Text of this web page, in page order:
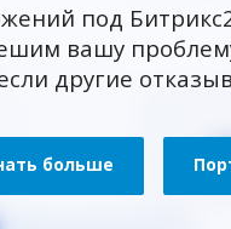
под
вашу
другие
больше